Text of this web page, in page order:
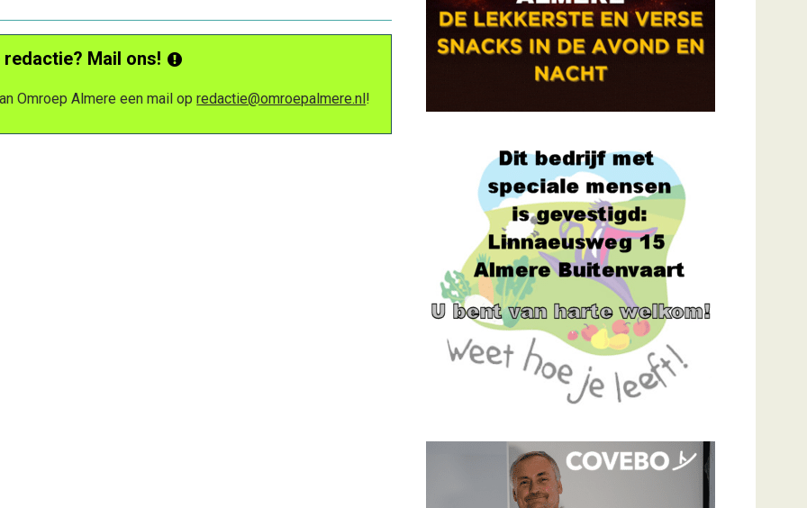
Mail ons!
Omroep Almere een mail opredactie@omroepalmere.nl!